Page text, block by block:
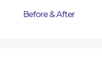
Before & After